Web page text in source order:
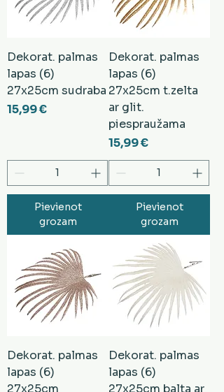
Dekorat. palmas
lapas (6)
27x25cm sudraba
Cena
15,99 €
Pievienot
grozam
Dekorat. palmas
lapas (6)
27x25cm t.zelta
ar glit.
piespraužama
Cena
15,99 €
Pievienot
grozam
Dekorat. palmas
lapas (6)
27x25cm
Dekorat. palmas
lapas (6)
27x25cm balta ar